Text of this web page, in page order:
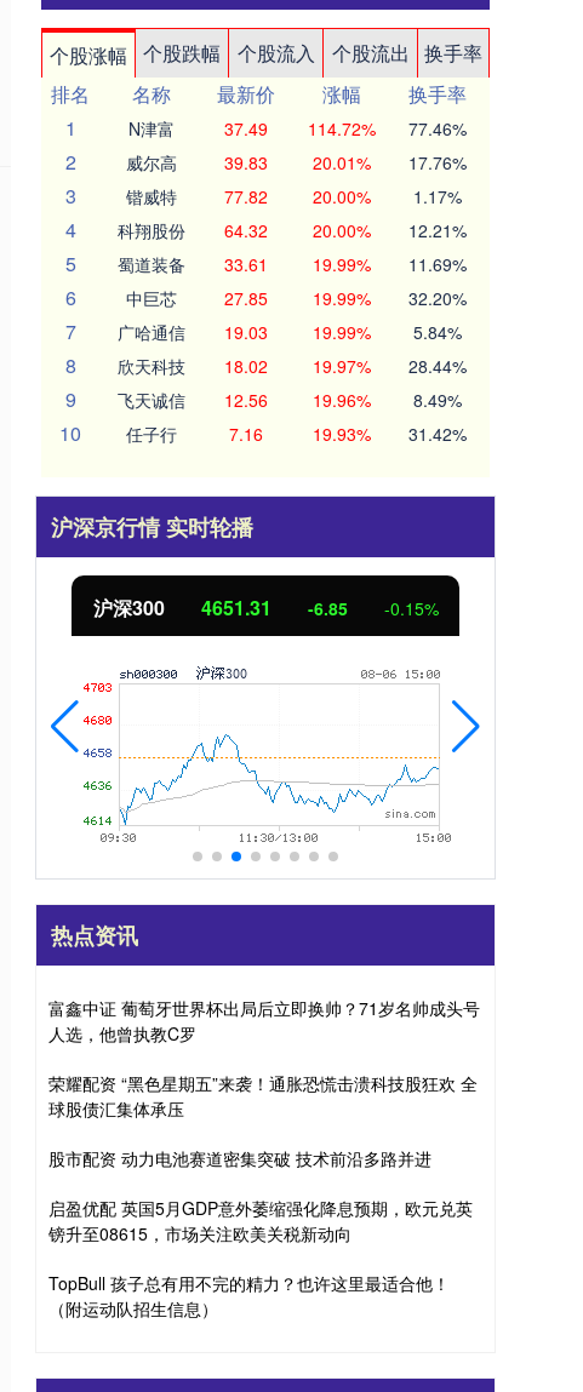
个股涨幅 个股跌幅 个股流入 个股流出
换手率
排名
名称 最新价 涨幅
换手率
1
N津富 37.49 114.72% 77.46%
2 威尔高 39.83 20.01% 17.76%
3 锴威特 77.82 20.00% 1.17%
4 科翔股份 64.32 20.00% 12.21%
5 蜀道装备 33.61 19.99% 11.69%
6 中巨芯 27.85 19.99% 32.20%
7 广哈通信 19.03 19.99% 5.84%
8 欣天科技 18.02 19.97% 28.44%
9 飞天诚信 12.56 19.96% 8.49%
10 任子行 7.16 19.93% 31.42%
沪深京行情 实时轮播
沪深300 4651.31 -6.85 -0.15%
热点资讯
富鑫中证 葡萄牙世界杯出局后立即换帅？71岁名帅成头号
人选，他曾执教C罗
荣耀配资 “黑色星期五”来袭！通胀恐慌击溃科技股狂欢 全
球股债汇集体承压
股市配资 动力电池赛道密集突破 技术前沿多路并进
启盈优配 英国5月GDP意外萎缩强化降息预期，欧元兑英
镑升至08615，市场关注欧美关税新动向
TopBull 孩子总有用不完的精力？也许这里最适合他！
（附运动队招生信息）